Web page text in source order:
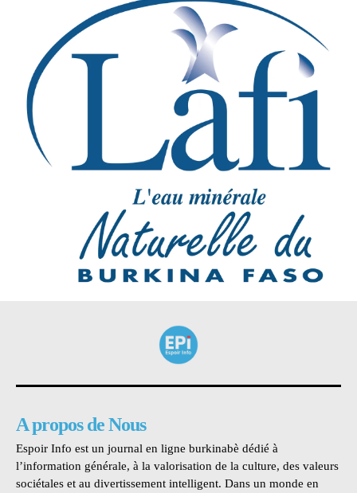
A propos de Nous
Espoir Info est un journal en ligne burkinabè dédié à
l’information générale, à la valorisation de la culture, des valeurs
sociétales et au divertissement intelligent. Dans un monde en